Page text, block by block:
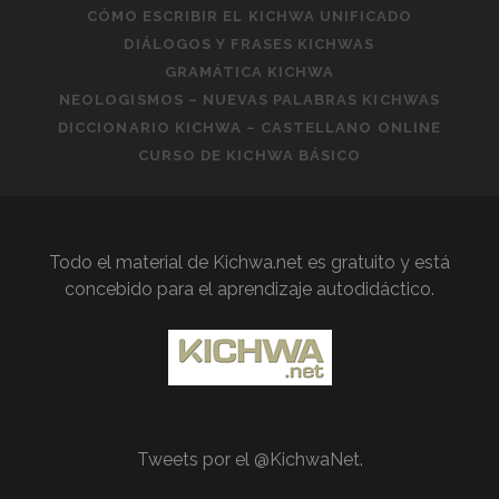
CÓMO ESCRIBIR EL KICHWA UNIFICADO
DIÁLOGOS Y FRASES KICHWAS
GRAMÁTICA KICHWA
NEOLOGISMOS – NUEVAS PALABRAS KICHWAS
DICCIONARIO KICHWA – CASTELLANO ONLINE
CURSO DE KICHWA BÁSICO
Todo el material de Kichwa.net es gratuito y está
concebido para el aprendizaje autodidáctico.
Tweets por el @KichwaNet.